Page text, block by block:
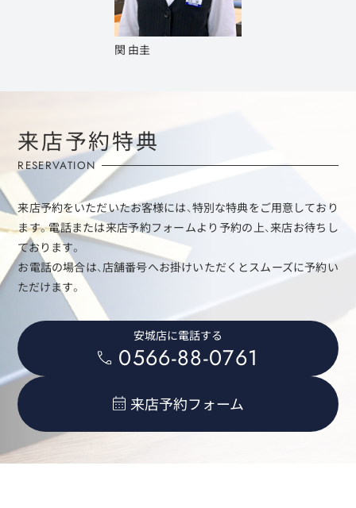
関 由圭
来店予約特典
RESERVATION
来店予約をいただいたお客様には、特別な特典をご用意しており
ます。電話または来店予約フォームより予約の上、来店お待ちし
ております。
お電話の場合は、店舗番号へお掛けいただくとスムーズに予約い
ただけます。
安城店に電話する
0566-88-0761
来店予約フォーム